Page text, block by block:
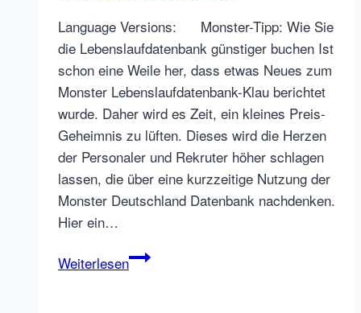
Language Versions: Monster-Tipp: Wie Sie
die Lebenslaufdatenbank günstiger buchen Ist
schon eine Weile her, dass etwas Neues zum
Monster Lebenslaufdatenbank-Klau berichtet
wurde. Daher wird es Zeit, ein kleines Preis-
Geheimnis zu lüften. Dieses wird die Herzen
der Personaler und Rekruter höher schlagen
lassen, die über eine kurzzeitige Nutzung der
Monster Deutschland Datenbank nachdenken.
Hier ein…
WeiterlesenA